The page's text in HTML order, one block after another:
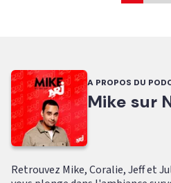
A PROPOS DU
Mike sur
Retrouvez Mike, Coralie, Jeff et